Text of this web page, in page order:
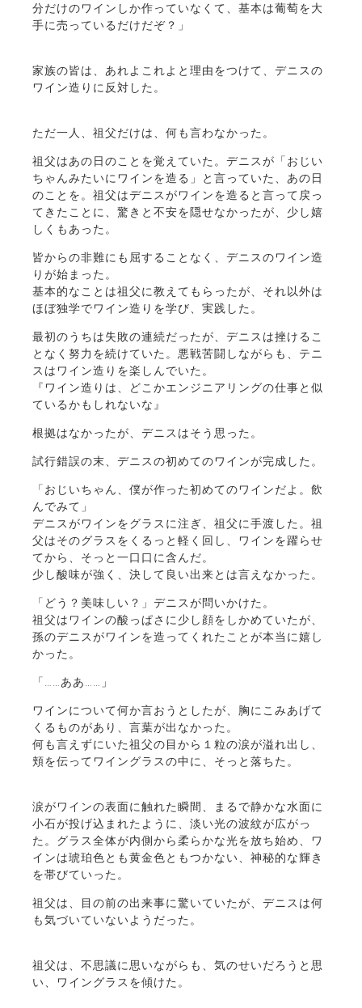
分だけのワインしか作っていなくて、基本は葡萄を大
手に売っているだけだぞ？」
家族の皆は、あれよこれよと理由をつけて、デニスの
ワイン造りに反対した。
ただ一人、祖父だけは、何も言わなかった。
祖父はあの日のことを覚えていた。デニスが「おじい
ちゃんみたいにワインを造る」と言っていた、あの日
のことを。祖父はデニスがワインを造ると言って戻っ
てきたことに、驚きと不安を隠せなかったが、少し嬉
しくもあった。
皆からの非難にも屈することなく、デニスのワイン造
りが始まった。
基本的なことは祖父に教えてもらったが、それ以外は
ほぼ独学でワイン造りを学び、実践した。
最初のうちは失敗の連続だったが、デニスは挫けるこ
となく努力を続けていた。悪戦苦闘しながらも、テニ
スはワイン造りを楽しんでいた。
『ワイン造りは、どこかエンジニアリングの仕事と似
ているかもしれないな』
根拠はなかったが、デニスはそう思った。
試行錯誤の末、デニスの初めてのワインが完成した。
「おじいちゃん、僕が作った初めてのワインだよ。飲
んでみて」
デニスがワインをグラスに注ぎ、祖父に手渡した。祖
父はそのグラスをくるっと軽く回し、ワインを躍らせ
てから、そっと一口口に含んだ。
少し酸味が強く、決して良い出来とは言えなかった。
「どう？美味しい？」デニスが問いかけた。
祖父はワインの酸っぱさに少し顔をしかめていたが、
孫のデニスがワインを造ってくれたことが本当に嬉し
かった。
「……ああ……」
ワインについて何か言おうとしたが、胸にこみあげて
くるものがあり、言葉が出なかった。
何も言えずにいた祖父の目から１粒の涙が溢れ出し、
頬を伝ってワイングラスの中に、そっと落ちた。
涙がワインの表面に触れた瞬間、まるで静かな水面に
小石が投げ込まれたように、淡い光の波紋が広がっ
た。グラス全体が内側から柔らかな光を放ち始め、ワ
インは琥珀色とも黄金色ともつかない、神秘的な輝き
を帯びていった。
祖父は、目の前の出来事に驚いていたが、デニスは何
も気づいていないようだった。
祖父は、不思議に思いながらも、気のせいだろうと思
い、ワイングラスを傾けた。